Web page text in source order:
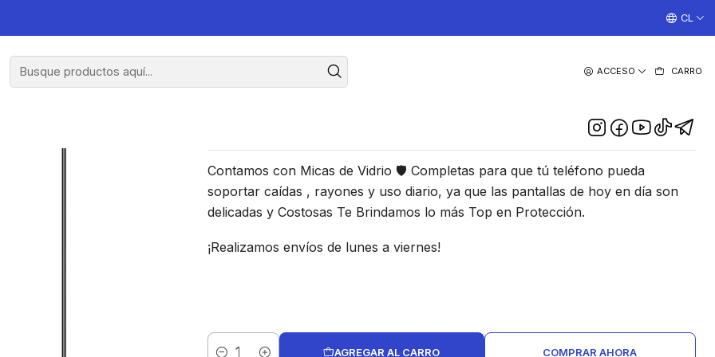
ACCESO CARRO
¡TRABAJAMOS TODOS LOS DIAS CON ENVIOS A TODO
CL
Redmi Note 10 Pro 4G
Lámina de Vidrio Xiaomi Redmi Note
Contamos con Micas de Vidrio 🛡 Completas para que tú teléfono pueda
soportar caídas , rayones y uso diario, ya que las pantallas de hoy en día son
delicadas y Costosas Te Brindamos lo más Top en Protección.
¡Realizamos envíos de lunes a viernes!
AGREGAR AL CARRO COMPRAR AHORA